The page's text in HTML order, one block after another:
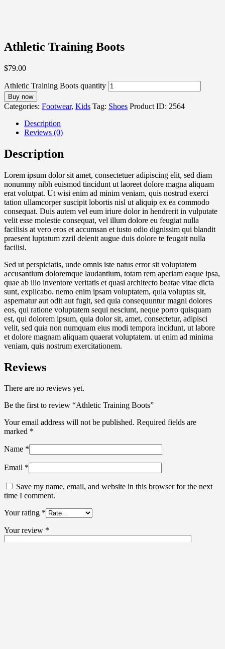
Athletic Training Boots
$79.00
Athletic Training Boots quantity
Buy now
Categories: Footwear, Kids Tag: Shoes Product ID: 2564
Description
Reviews (0)
Description
Lorem ipsum dolor sit amet, consectetuer adipiscing elit, sed diam
nonummy nibh euismod tincidunt ut laoreet dolore magna aliquam
erat volutpat. Ut wisi enim ad minim veniam, quis nostrud exerci
tation ullamcorper suscipit lobortis nisl ut aliquip ex ea commodo
consequat. Duis autem vel eum iriure dolor in hendrerit in vulputate
velit esse molestie consequat, vel illum dolore eu feugiat nulla
facilisis at vero eros et accumsan et iusto odio dignissim qui blandit
praesent luptatum zzril delenit augue duis dolore te feugait nulla
facilisi.
Sed ut perspiciatis, unde omnis iste natus error sit voluptatem
accusantium doloremque laudantium, totam rem aperiam eaque ipsa,
quae ab illo inventore veritatis et quasi architecto beatae vitae dicta
sunt, explicabo. nemo enim ipsam voluptatem, quia voluptas sit,
aspernatur aut odit aut fugit, sed quia consequuntur magni dolores
eos, qui ratione voluptatem sequi nesciunt, neque porro quisquam
est, qui dolorem ipsum, quia dolor sit, amet, consectetur, adipisci
velit, sed quia non numquam eius modi tempora incidunt, ut labore
et dolore magnam aliquam quaerat voluptatem. ut enim ad minima
veniam, quis nostrum exercitationem.
Reviews
There are no reviews yet.
Be the first to review “Athletic Training Boots”
Your email address will not be published. Required fields are
marked *
Name *
Email *
Save my name, email, and website in this browser for the next
time I comment.
Your rating *
Your review *